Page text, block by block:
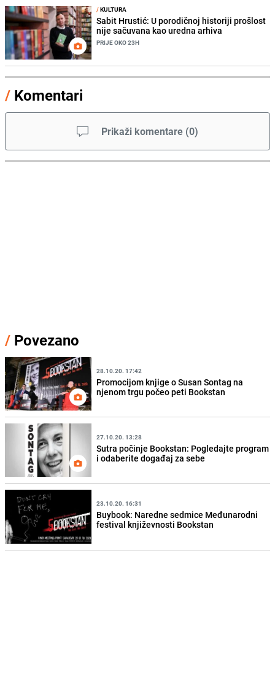
/KULTURA
Sabit Hrustić: U porodičnoj historiji prošlost
nije sačuvana kao uredna arhiva
PRIJE OKO 23H
/ Komentari
Prikaži komentare (0)
/ Povezano
28.10.20. 17:42
Promocijom knjige o Susan Sontag na
njenom trgu počeo peti Bookstan
27.10.20. 13:28
Sutra počinje Bookstan: Pogledajte program
i odaberite događaj za sebe
23.10.20. 16:31
Buybook: Naredne sedmice Međunarodni
festival književnosti Bookstan